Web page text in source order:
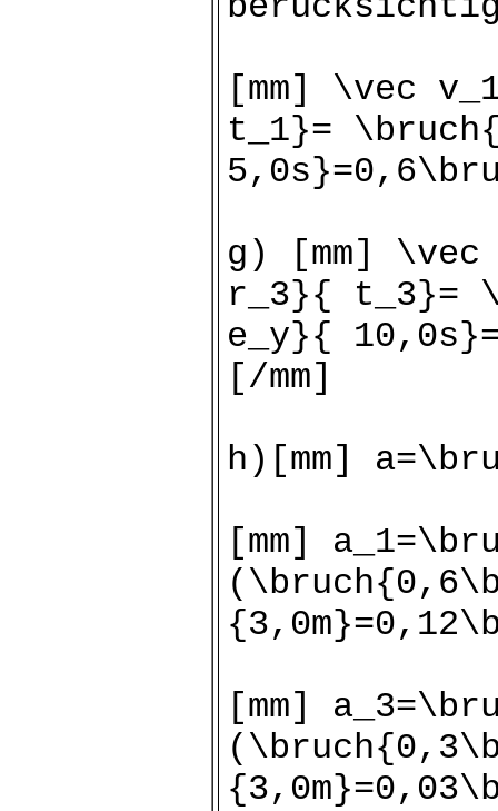
[mm] \vec
t_1}=
g) [mm]
r_3}{ t_3}=
e_y}{
[/mm]
h)[mm]
[mm]
[mm]